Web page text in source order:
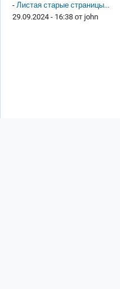
- Листая старые страницы...
29.09.2024 - 16:38 от john